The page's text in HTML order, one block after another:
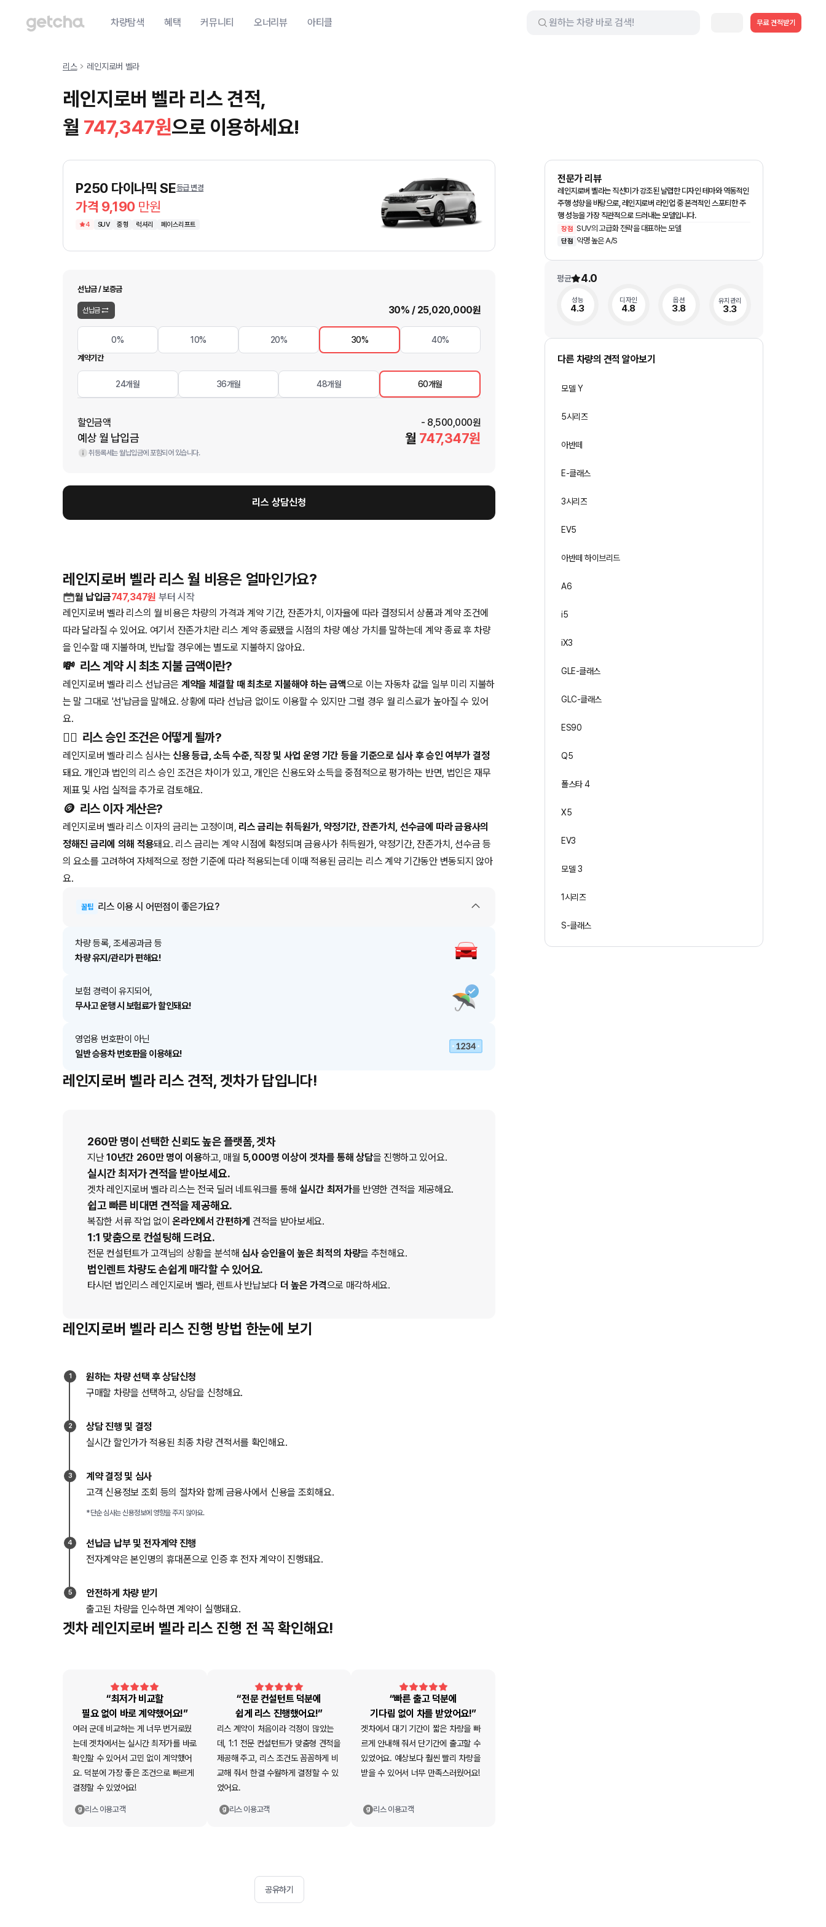
차량탐색 혜택 커뮤니티 오너리뷰 아티클 무료 견적받기
리스 레인지로버 벨라
레인지로버 벨라 리스 견적,
월 747,347원으로 이용하세요!
P250 다이나믹 SE등급 변경
가격 9,190 만원
4 SUV 중형 럭셔리 페이스리프트
선납금 / 보증금
선납금 30% / 25,020,000원
0% 10% 20% 30% 40%
계약기간
24개월 36개월 48개월 60개월
할인금액 - 8,500,000원
예상 월 납입금 월 747,347원
취등록세는 월납입금에 포함되어 있습니다.
리스 상담신청
전문가 리뷰
레인지로버 벨라는 직선미가 강조된 날렵한 디자인 테마와 역동적인
주행 성향을 바탕으로, 레인지로버 라인업 중 본격적인 스포티한 주
행 성능을 가장 직관적으로 드러내는 모델입니다.
장점 SUV의 고급화 전략을 대표하는 모델
단점 악명 높은 A/S
평균 4.0
성능
4.3
디자인
4.8
옵션
3.8
유지관리
3.3
다른 차량의 견적 알아보기
모델 Y
5시리즈
아반떼
E-클래스
3시리즈
EV5
아반떼 하이브리드
A6
i5
iX3
GLE-클래스
GLC-클래스
ES90
Q5
폴스타 4
X5
EV3
모델 3
1시리즈
S-클래스
레인지로버 벨라 리스 월 비용은 얼마인가요?
월 납입금747,347원 부터 시작
레인지로버 벨라 리스의 월 비용은 차량의 가격과 계약 기간, 잔존가치, 이자율에 따라 결정되서 상품과 계약 조건에
따라 달라질 수 있어요. 여기서 잔존가치란 리스 계약 종료됐을 시점의 차량 예상 가치를 말하는데 계약 종료 후 차량
을 인수할 때 지불하며, 반납할 경우에는 별도로 지불하지 않아요.
💸 리스 계약 시 최초 지불 금액이란?
레인지로버 벨라 리스 선납금은 계약을 체결할 때 최초로 지불해야 하는 금액으로 이는 자동차 값을 일부 미리 지불하
는 말 그대로 '선'납금을 말해요. 상황에 따라 선납금 없이도 이용할 수 있지만 그럴 경우 월 리스료가 높아질 수 있어
요.
🧑‍⚖️ 리스 승인 조건은 어떻게 될까?
레인지로버 벨라 리스 심사는신용 등급, 소득 수준, 직장 및 사업 운영 기간 등을 기준으로 심사 후 승인 여부가 결정
돼요. 개인과 법인의 리스 승인 조건은 차이가 있고, 개인은 신용도와 소득을 중점적으로 평가하는 반면, 법인은 재무
제표 및 사업 실적을 추가로 검토해요.
🪙 리스 이자 계산은?
레인지로버 벨라 리스 이자의 금리는 고정이며, 리스 금리는 취득원가, 약정기간, 잔존가치, 선수금에 따라 금융사의
정해진 금리에 의해 적용돼요. 리스 금리는 계약 시점에 확정되며 금융사가 취득원가, 약정기간, 잔존가치, 선수금 등
의 요소를 고려하여 자체적으로 정한 기준에 따라 적용되는데 이때 적용된 금리는 리스 계약 기간동안 변동되지 않아
요.
꿀팁 리스 이용 시 어떤점이 좋은가요?
차량 등록, 조세공과금 등
차량 유지/관리가 편해요!
보험 경력이 유지되어,
무사고 운행 시 보험료가 할인돼요!
영업용 번호판이 아닌
일반 승용차 번호판을 이용해요!
레인지로버 벨라 리스 견적, 겟차가 답입니다!
260만 명이 선택한 신뢰도 높은 플랫폼, 겟차
지난10년간 260만 명이 이용하고, 매월 5,000명 이상이 겟차를 통해 상담을 진행하고 있어요.
실시간 최저가 견적을 받아보세요.
겟차 레인지로버 벨라 리스는 전국 딜러 네트워크를 통해 실시간 최저가를 반영한 견적을 제공해요.
쉽고 빠른 비대면 견적을 제공해요.
복잡한 서류 작업 없이온라인에서 간편하게 견적을 받아보세요.
1:1 맞춤으로 컨설팅해 드려요.
전문 컨설턴트가 고객님의 상황을 분석해 심사 승인율이 높은 최적의 차량을 추천해요.
법인렌트 차량도 손쉽게 매각할 수 있어요.
타시던 법인리스 레인지로버 벨라, 렌트사 반납보다 더 높은 가격으로 매각하세요.
레인지로버 벨라 리스 진행 방법 한눈에 보기
1
원하는 차량 선택 후 상담신청
구매할 차량을 선택하고, 상담을 신청해요.
2
상담 진행 및 결정
실시간 할인가가 적용된 최종 차량 견적서를 확인해요.
3
계약 결정 및 심사
고객 신용정보 조회 등의 절차와 함께 금융사에서 신용을 조회해요.
*단순 심사는 신용정보에 영향을 주지 않아요.
4
선납금 납부 및 전자계약 진행
전자계약은 본인명의 휴대폰으로 인증 후 전자 계약이 진행돼요.
5
안전하게 차량 받기
출고된 차량을 인수하면 계약이 실행돼요.
겟차 레인지로버 벨라 리스 진행 전 꼭 확인해요!
“최저가 비교할
필요 없이 바로 계약했어요!”
여러 군데 비교하는 게 너무 번거로웠
는데 겟차에서는 실시간 최저가를 바로
확인할 수 있어서 고민 없이 계약했어
요. 덕분에 가장 좋은 조건으로 빠르게
결정할 수 있었어요!
리스 이용고객
“전문 컨설턴트 덕분에
쉽게 리스 진행했어요!”
리스 계약이 처음이라 걱정이 많았는
데, 1:1 전문 컨설턴트가 맞춤형 견적을
제공해 주고, 리스 조건도 꼼꼼하게 비
교해 줘서 한결 수월하게 결정할 수 있
었어요.
리스 이용고객
“빠른 출고 덕분에
기다림 없이 차를 받았어요!”
겟차에서 대기 기간이 짧은 차량을 빠
르게 안내해 줘서 단기간에 출고할 수
있었어요. 예상보다 훨씬 빨리 차량을
받을 수 있어서 너무 만족스러웠어요!
리스 이용고객
공유하기